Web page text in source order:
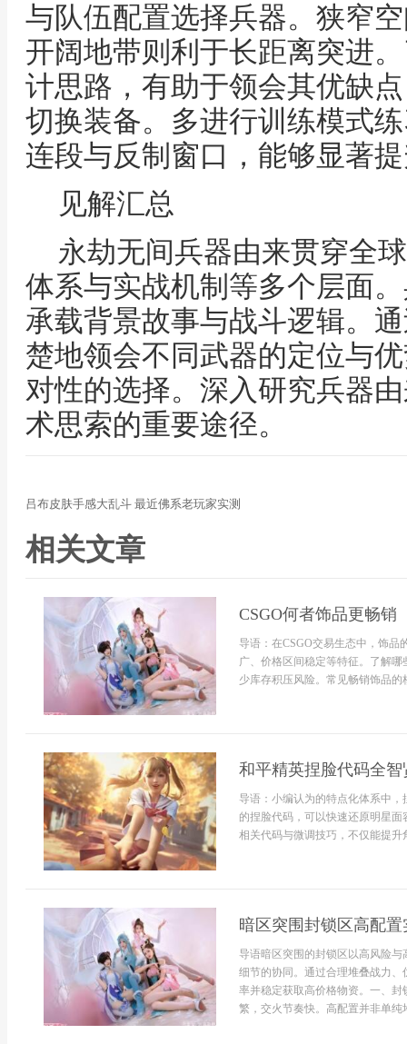
与队伍配置选择兵器。狭窄
开阔地带则利于长距离突进
计思路，有助于领会其优缺
切换装备。多进行训练模式
连段与反制窗口，能够显著
见解汇总
永劫无间兵器由来贯穿全
体系与实战机制等多个层面
承载背景故事与战斗逻辑。
楚地领会不同武器的定位与
对性的选择。深入研究兵器
术思索的重要途径。
吕布皮肤手感大乱斗 最近佛系老玩家实测
相关文章
CSGO何者饰品更畅销
导语：在CSGO交易生态中，饰品
广、价格区间稳定等特征。了解
少库存积压风险。常见畅销饰品
和平精英捏脸代码全智
导语：小编认为的特点化体系中
的捏脸代码，可以快速还原明星
相关代码与微调技巧，不仅能提
暗区突围封锁区高配
导语暗区突围的封锁区以高风险
细节的协同。通过合理堆叠战力
率并稳定获取高价格物资。一、
繁，交火节奏快。高配置并非单纯